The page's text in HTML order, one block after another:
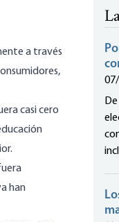
a través
casi cero
han